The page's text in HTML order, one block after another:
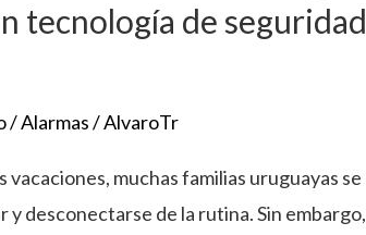
tecnología de seguridad
/Alarmas/AlvaroTr
vacaciones, muchas familias uruguayas se
y desconectarse de la rutina. Sin embargo,